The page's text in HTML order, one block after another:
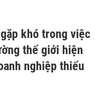
khó trong việc
thế giới hiện
nghiệp thiếu